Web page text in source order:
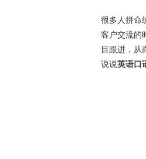
很多人拼命
客户交流的
目跟进，从
说说英语口